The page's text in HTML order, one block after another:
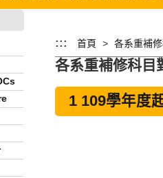
::: 首頁 各系重補
各系重補修科目
1 109學年度